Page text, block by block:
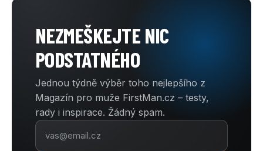
NEZMEŠKEJTE NIC
PODSTATNÉHO
Jednou týdně výběr toho nejlepšího z
Magazín pro muže FirstMan.cz – testy,
rady i inspirace. Žádný spam.